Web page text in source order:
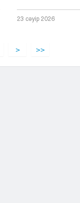
23 сәуір 2026
> >>